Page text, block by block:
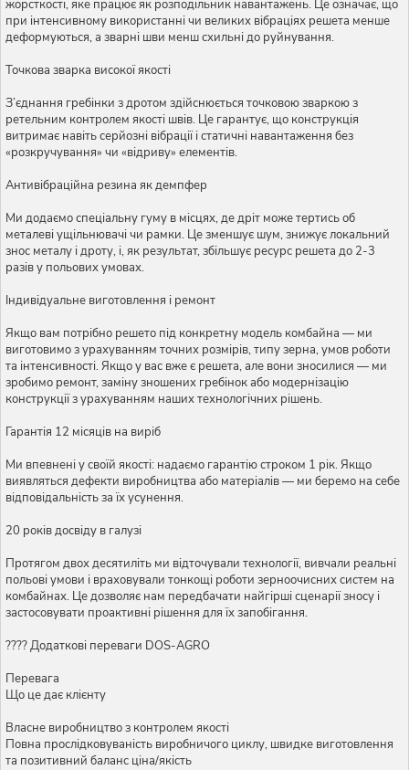
жорсткості, яке працює як розподільник навантажень. Це означає, що
при інтенсивному використанні чи великих вібраціях решета менше
деформуються, а зварні шви менш схильні до руйнування.
Точкова зварка високої якості
З’єднання гребінки з дротом здійснюється точковою зваркою з
ретельним контролем якості швів. Це гарантує, що конструкція
витримає навіть серйозні вібрації і статичні навантаження без
«розкручування» чи «відриву» елементів.
Антивібраційна резина як демпфер
Ми додаємо спеціальну гуму в місцях, де дріт може тертись об
металеві ущільнювачі чи рамки. Це зменшує шум, знижує локальний
знос металу і дроту, і, як результат, збільшує ресурс решета до 2-3
разів у польових умовах.
Індивідуальне виготовлення і ремонт
Якщо вам потрібно решето під конкретну модель комбайна — ми
виготовимо з урахуванням точних розмірів, типу зерна, умов роботи
та інтенсивності. Якщо у вас вже є решета, але вони зносилися — ми
зробимо ремонт, заміну зношених гребінок або модернізацію
конструкції з урахуванням наших технологічних рішень.
Гарантія 12 місяців на виріб
Ми впевнені у своїй якості: надаємо гарантію строком 1 рік. Якщо
виявляться дефекти виробництва або матеріалів — ми беремо на себе
відповідальність за їх усунення.
20 років досвіду в галузі
Протягом двох десятиліть ми відточували технології, вивчали реальні
польові умови і враховували тонкощі роботи зерноочисних систем на
комбайнах. Це дозволяє нам передбачати найгірші сценарії зносу і
застосовувати проактивні рішення для їх запобігання.
???? Додаткові переваги DOS-AGRO
Перевага
Що це дає клієнту
Власне виробництво з контролем якості
Повна прослідковуваність виробничого циклу, швидке виготовлення
та позитивний баланс ціна/якість